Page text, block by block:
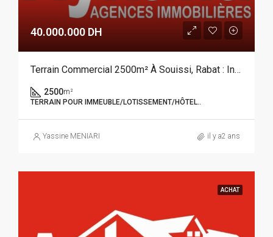
40.000.000 DH
Terrain Commercial 2500m² À Souissi, Rabat : Investissement D’Exception Pour Projets Haut De Gamme REF 3967
2500m²
TERRAIN POUR IMMEUBLE/LOTISSEMENT/HÔTEL..
Yassine MENIARI il y a2 ans
ACHAT